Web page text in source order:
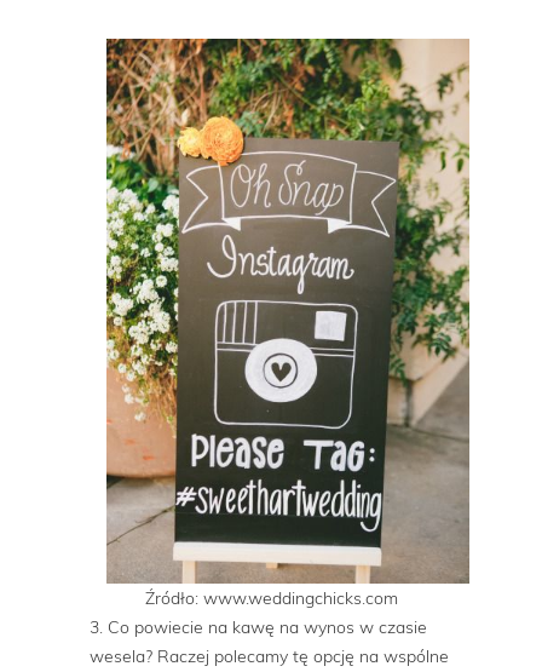
Źródło: www.weddingchicks.com
3. Co powiecie na kawę na wynos w czasie
wesela? Raczej polecamy tę opcję na wspólne